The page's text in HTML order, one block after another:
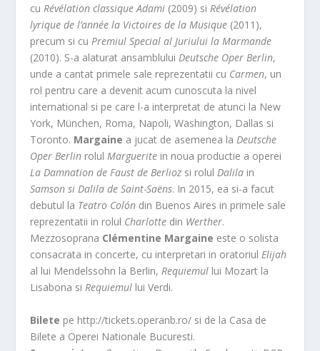
cuRévélation classique Adami (2009) siRévélation
lyrique de l’année la Victoires de la Musique (2011),
precum si cu Premiul Special al Juriului la Marmande
(2010). S-a alaturat ansambluluiDeutsche Oper Berlin,
unde a cantat primele sale reprezentatii cu Carmen, un
rol pentru care a devenit acum cunoscuta la nivel
international si pe care l-a interpretat de atunci la New
York, München, Roma, Napoli, Washington, Dallas si
Toronto. Margaine a jucat de asemenea laDeutsche
Oper Berlin rolulMarguerite in noua productie a operei
La Damnation de Faust de Berlioz si rolulDalila in
Samson si Dalila de Saint-Saëns. In 2015, ea si-a facut
debutul la Teatro Colón din Buenos Aires in primele sale
reprezentatii in rolul Charlotte din Werther.
Mezzosoprana Clémentine Margaine este o solista
consacrata in concerte, cu interpretari in oratoriul Elijah
al lui Mendelssohn la Berlin,Requiemul lui Mozart la
Lisabona siRequiemul lui Verdi.
Bilete pe http://tickets.operanb.ro/ si de la Casa de
Bilete a Operei Nationale Bucuresti.